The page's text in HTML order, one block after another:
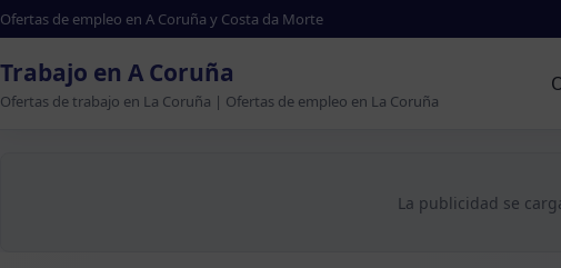
Ofertas de empleo en A Coruña y Costa da Morte
Trabajo en A Coruña
Ofertas de trabajo en La Coruña | Ofertas de empleo en La Coruña
La publicidad se